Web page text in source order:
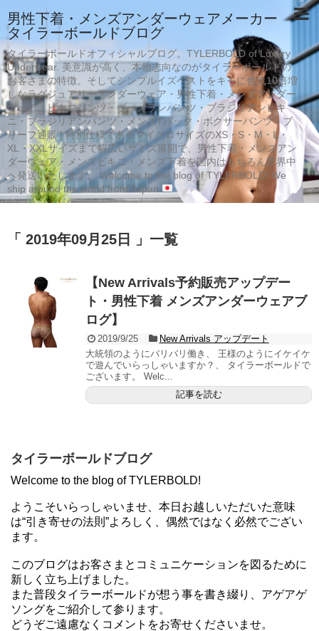
男性下着・メンズアンダーウェアメーカー
タイラーボールドブログ
タイラーボールドオフィシャルブログ。TYLERBOLD of Luxury
Underwear. 美意識が高く、本物志向なのがタイラーボールドの
お客さまの特徴。そしてシンプルイズベストをキモに色気10倍増
しなラグジュアリーアンダーウェア・男性下着・メンズアンダー
ウェア・ビキニパンツ・ブーメランパンツ・ブラジリアンビキ
ニ・ブラジリアンパンツ・メンズTバック・ボクサーパンツ・ブ
リーフ通販 | 特別仕様であるマイクロサイズのXS・S・M・L・
XL・XXLサイズまで幅広いサイズ展開で、男性下着・メンズアン
ダーウェア・メンズビキニ・メンズ下着を国内はもちろん世界中
へ発送いたします。 Welcome to the blog of TYLERBOLD! We
ship around the world from Japan
「 2019年09月25日 」一覧
【New Arrivals予約販売アップデー
ト・男性下着 メンズアンダーウェアブ
ログ】
2019/9/25
New Arrivals アップデート
大統領のようにバリバリ働き、 王様のようにイケイケ
で遊んでいらっしゃいますか？、 タイラーボールドで
ございます。 Welc...
記事を読む
タイラーボールドブログ
Welcome to the blog of TYLERBOLD!
ようこそいらっしゃいませ、本日お越しいただいた意味
は“引き寄せの法則”よろしく、偶然ではなく必然でござい
ます。
このブログはお客さまとコミュニケーションを図るために
新しく立ち上げました。
また普段タイラーボールドが想う事を書き綴り、アゲアゲ
ソングをご紹介して参ります。
どうぞご遠慮なくコメントをお寄せくださいませ。